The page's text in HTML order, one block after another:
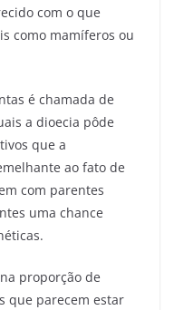
com o que
como mamíferos ou
é chamada de
a dioecia pôde
que a
ao fato de
com parentes
uma chance
proporção de
que parecem estar